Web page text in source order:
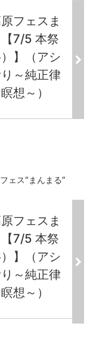
フェスま
7/5 本祭
）】（アシ
～純正律
想～）
ェス“まんまる”
フェスま
7/5 本祭
）】（アシ
～純正律
想～）